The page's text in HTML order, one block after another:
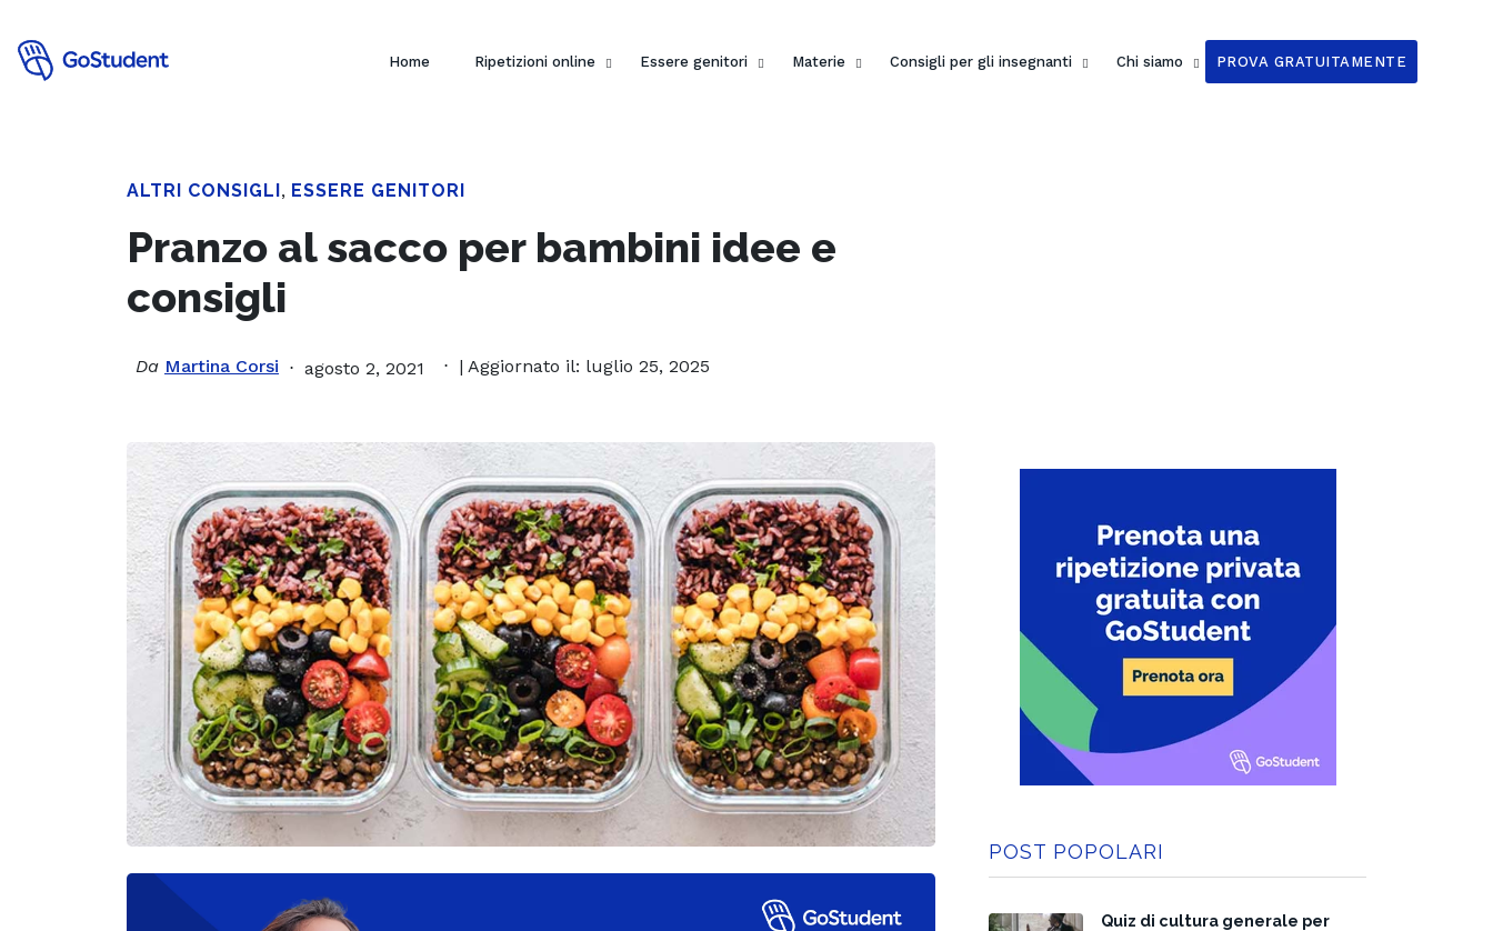
Home Ripetizioni online Essere genitori Materie Consigli per gli insegnanti Chi siamo PROVA GRATUITAMENTE
ALTRI CONSIGLI, ESSERE GENITORI
Pranzo al sacco per bambini idee e
consigli
Da Martina Corsi agosto 2, 2021 | Aggiornato il: luglio 25, 2025
POST POPOLARI
Quiz di cultura generale per